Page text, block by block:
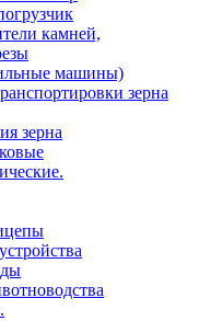
камней,
машины)
зерна
зерна